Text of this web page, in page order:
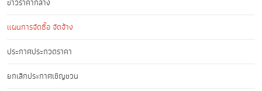
แผนการจัดซื้อ จัดจ้าง
ประกาศประกวดราคา
ยกเลิกประกาศเชิญชวน